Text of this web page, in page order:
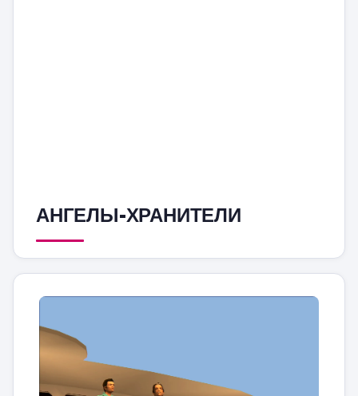
АНГЕЛЫ-ХРАНИТЕЛИ